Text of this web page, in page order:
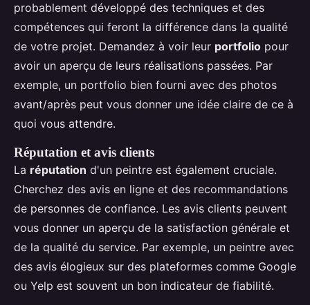
probablement développé des techniques et des
compétences qui feront la différence dans la qualité
de votre projet. Demandez à voir leur portfolio pour
avoir un aperçu de leurs réalisations passées. Par
exemple, un portfolio bien fourni avec des photos
avant/après peut vous donner une idée claire de ce à
quoi vous attendre.
Réputation et avis clients
La réputation d'un peintre est également cruciale.
Cherchez des avis en ligne et des recommandations
de personnes de confiance. Les avis clients peuvent
vous donner un aperçu de la satisfaction générale et
de la qualité du service. Par exemple, un peintre avec
des avis élogieux sur des plateformes comme Google
ou Yelp est souvent un bon indicateur de fiabilité.